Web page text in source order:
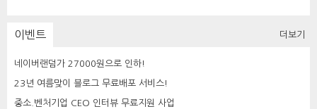
이벤트 더보기
네이버랜덤가 27000원으로 인하!
23년 여름맞이 블로그 무료배포 서비스!
중소.벤처기업 CEO 인터뷰 무료지원 사업